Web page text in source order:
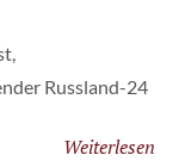
Russland-24
Weiterlesen